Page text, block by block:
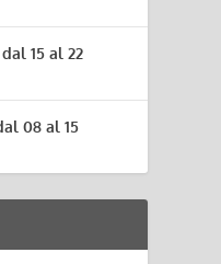
15 al 22
08 al 15